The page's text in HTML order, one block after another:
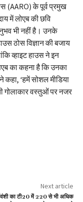
(AARO) के पूर्व प्रमुख
में लोएब की छवि
भी नहीं है। उनके
ठोस विज्ञान की बजाय
व्हाइट हाउस ने इन
का कहना है कि उनका
कहा, ‘हमें सोशल मीडिया
गोलाकार वस्तुओं पर नजर
Next article
का टी20 में 220 से भी अधिक